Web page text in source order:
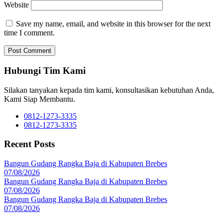
Website
Save my name, email, and website in this browser for the next
time I comment.
Hubungi Tim Kami
Silakan tanyakan kepada tim kami, konsultasikan kebutuhan Anda,
Kami Siap Membantu.
0812-1273-3335
0812-1273-3335
Recent Posts
Bangun Gudang Rangka Baja di Kabupaten Brebes
07/08/2026
Bangun Gudang Rangka Baja di Kabupaten Brebes
07/08/2026
Bangun Gudang Rangka Baja di Kabupaten Brebes
07/08/2026